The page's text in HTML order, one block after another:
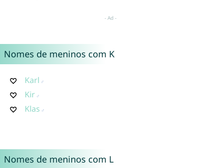
Nomes de meninos com K
Karl
Kir
Klas
Nomes de meninos com L